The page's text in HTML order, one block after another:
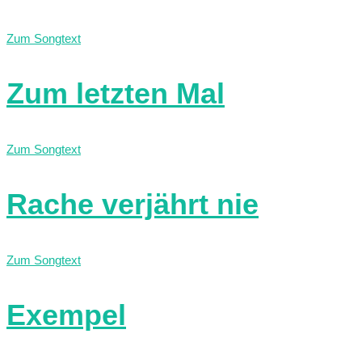
Zum Songtext
Zum letzten Mal
Zum Songtext
Rache verjährt nie
Zum Songtext
Exempel